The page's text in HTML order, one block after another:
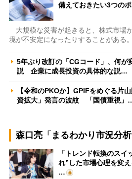
備えておきたい3つの
大規模な災害が起きると、株式市場
境が不安定になったりすることがある
5年ぶり改訂の「CGコード」、何が
説 企業に成長投資の具体的な説…
【令和のPKOか】GPIFをめぐる片
資拡大」発言の波紋 「国債重視」
森口亮「まるわかり市況分析
「トレンド転換のス
れ”した市場心理を変
…